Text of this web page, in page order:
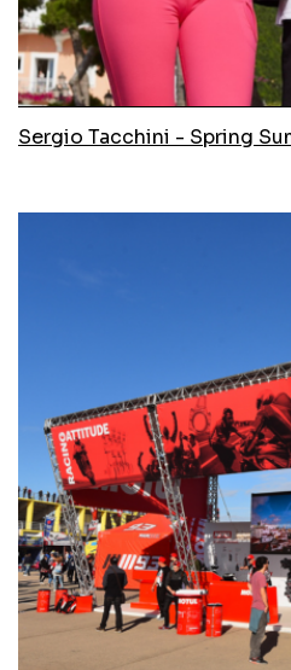
Sergio Tacchini - Spring